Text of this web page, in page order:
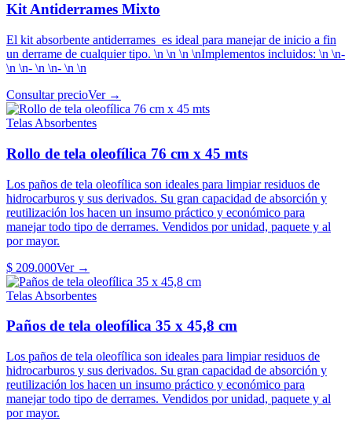
Kit Antiderrames Mixto
El kit absorbente antiderrames es ideal para manejar de inicio a fin
un derrame de cualquier tipo. \n \n \n \nImplementos incluidos: \n \n-
\n \n- \n \n- \n \n
Consultar precioVer →
Telas Absorbentes
Rollo de tela oleofílica 76 cm x 45 mts
Los paños de tela oleofílica son ideales para limpiar residuos de
hidrocarburos y sus derivados. Su gran capacidad de absorción y
reutilización los hacen un insumo práctico y económico para
manejar todo tipo de derrames. Vendidos por unidad, paquete y al
por mayor.
$ 209.000Ver →
Telas Absorbentes
Paños de tela oleofílica 35 x 45,8 cm
Los paños de tela oleofílica son ideales para limpiar residuos de
hidrocarburos y sus derivados. Su gran capacidad de absorción y
reutilización los hacen un insumo práctico y económico para
manejar todo tipo de derrames. Vendidos por unidad, paquete y al
por mayor.